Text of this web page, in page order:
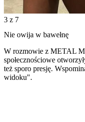
3 z 7
Nie owija w bawełnę
W rozmowie z METAL
społecznościowe
też sporo presję.
widoku".